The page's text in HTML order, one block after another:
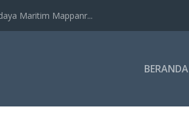
Maritim Mappanr...
BERANDA